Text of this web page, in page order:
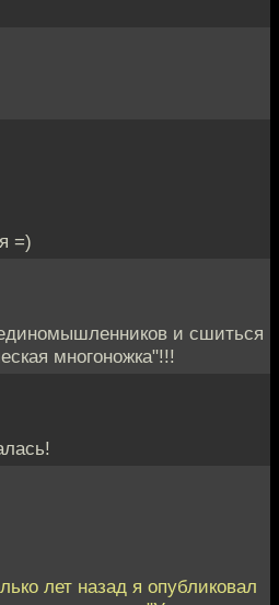
=)
и сшиться
многоножка"!!!
лет назад я опубликовал